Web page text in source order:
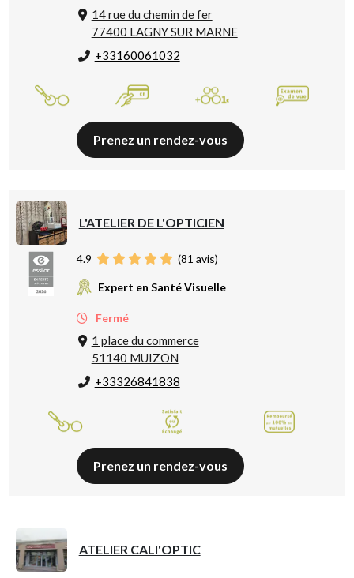
14 rue du chemin de fer
77400 LAGNY SUR MARNE
+33160061032
Prenez un rendez-vous
L'ATELIER DE L'OPTICIEN
4.9 (81 avis)
Expert en Santé Visuelle
Fermé
1 place du commerce
51140 MUIZON
+33326841838
Prenez un rendez-vous
ATELIER CALI'OPTIC